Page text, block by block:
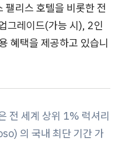
리스 호텔을 비롯한 전
그레이드(가능 시), 2인
혜택을 제공하고 있습니
전 세계 상위 1% 럭셔리
의 국내 최단 기간 가